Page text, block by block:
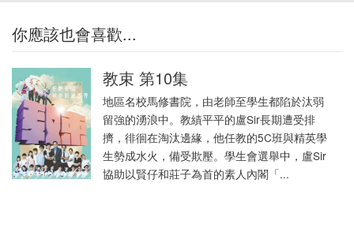
你應該也會喜歡...
教束 第10集
地區名校馬修書院，由老師至學生都陷於汰弱
留強的湧浪中。教績平平的盧Sir長期遭受排
擠，徘徊在淘汰邊緣，他任教的5C班與精英學
生勢成水火，備受欺壓。學生會選舉中，盧Sir
協助以賢仔和莊子為首的素人內閣「...